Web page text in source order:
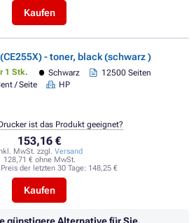
Kaufen
- toner, black (schwarz )
1 Stk. Schwarz
12500 Seiten
/ Seite
HP
153,16 €
MwSt. zzgl. Versand
128,71 € ohne MwSt.
der letzten 30 Tage: 148,25 €
Kaufen
ist das Produkt geeignet?